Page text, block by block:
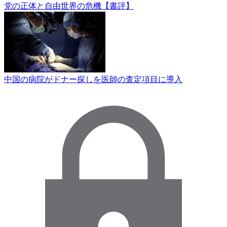
党の正体と自由世界の危機【書評】
中国の病院がドナー探しを医師の査定項目に導入